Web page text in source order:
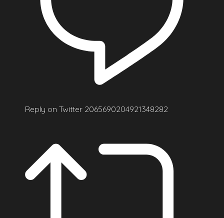
Reply on Twitter 2065690204921348282